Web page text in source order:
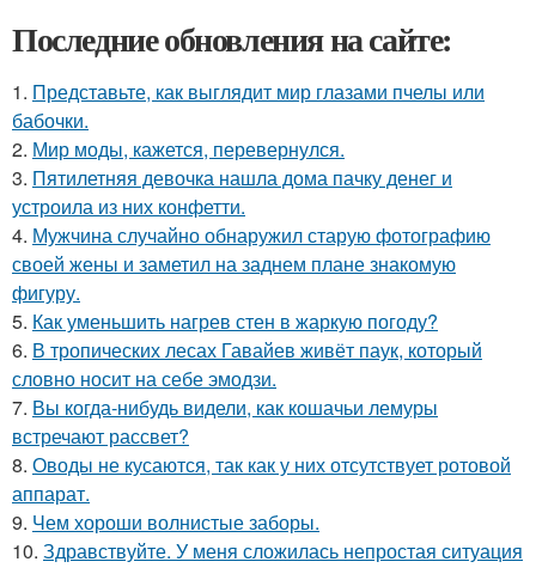
Последние обновления на сайте:
1. Представьте, как выглядит мир глазами пчелы или
бабочки.
2. Мир моды, кажется, перевернулся.
3. Пятилетняя девочка нашла дома пачку денег и
устроила из них конфетти.
4. Мужчина случайно обнаружил старую фотографию
своей жены и заметил на заднем плане знакомую
фигуру.
5. Как уменьшить нагрев стен в жаркую погоду?
6. В тропических лесах Гавайев живёт паук, который
словно носит на себе эмодзи.
7. Вы когда-нибудь видели, как кошачьи лемуры
встречают рассвет?
8. Оводы не кусаются, так как у них отсутствует ротовой
аппарат.
9. Чем хороши волнистые заборы.
10. Здравствуйте. У меня сложилась непростая ситуация